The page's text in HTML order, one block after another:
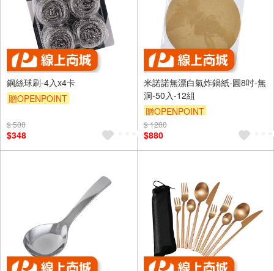
鋼絲球刷-4入x4卡
贈OPENPOINT
$ 500
$348
米諾諾無漂白氣炸鍋紙-圓8吋-無
洞-50入-12組
贈OPENPOINT
$ 1200
$880